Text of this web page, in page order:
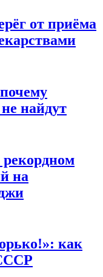
от приёма
найдут
на
как